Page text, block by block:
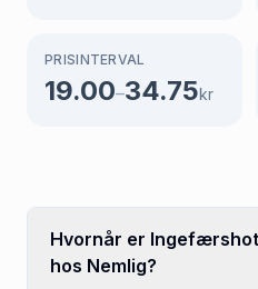
PRISINTERVAL
19.00–34.75kr
Hvornår er
hos Nemlig?